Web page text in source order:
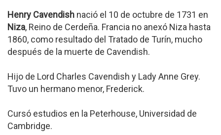
Henry Cavendish nació el 10 de octubre de 1731 en
Niza, Reino de Cerdeña. Francia no anexó Niza hasta
1860, como resultado del Tratado de Turín, mucho
después de la muerte de Cavendish.
Hijo de Lord Charles Cavendish y Lady Anne Grey.
Tuvo un hermano menor, Frederick.
Cursó estudios en la Peterhouse, Universidad de
Cambridge.